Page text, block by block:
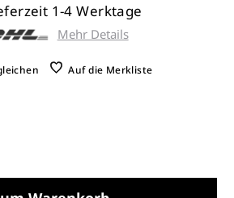
1-4 Werktage
Mehr Details
Auf die Merkliste